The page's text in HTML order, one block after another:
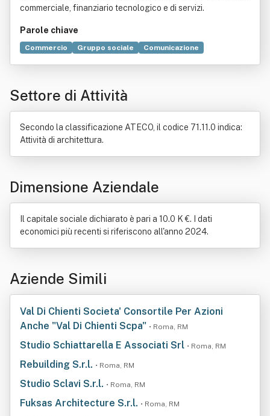
commerciale, finanziario tecnologico e di servizi.
Parole chiave
Commercio Gruppo sociale
Comunicazione
Formazione professionale
Settore di Attività
Secondo la classificazione ATECO, il codice 71.11.0 indica:
Attività di architettura.
Dimensione Aziendale
Il capitale sociale dichiarato è pari a 10.0 K €. I dati
economici più recenti si riferiscono all'anno 2024.
Aziende Simili
Val Di Chienti Societa' Consortile Per Azioni
Anche "Val Di Chienti Scpa" • Roma, RM
Studio Schiattarella E Associati Srl • Roma, RM
Rebuilding S.r.l. • Roma, RM
Studio Sclavi S.r.l. • Roma, RM
Fuksas Architecture S.r.l. • Roma, RM